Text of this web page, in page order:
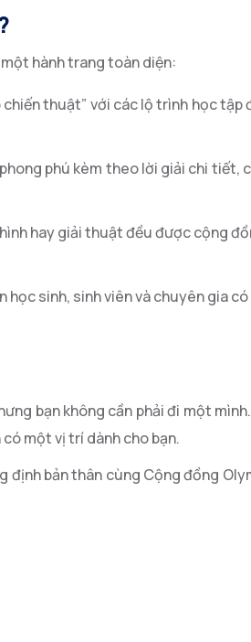
hành trang toàn diện:
thuật” với các lộ trình học tập
phú kèm theo lời giải chi tiết,
hay giải thuật đều được cộng
học sinh, sinh viên và chuyên gia
bạn không cần phải đi một
một vị trí dành cho bạn.
bản thân cùng Cộng đồng